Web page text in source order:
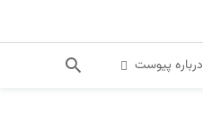
درباره پیوست